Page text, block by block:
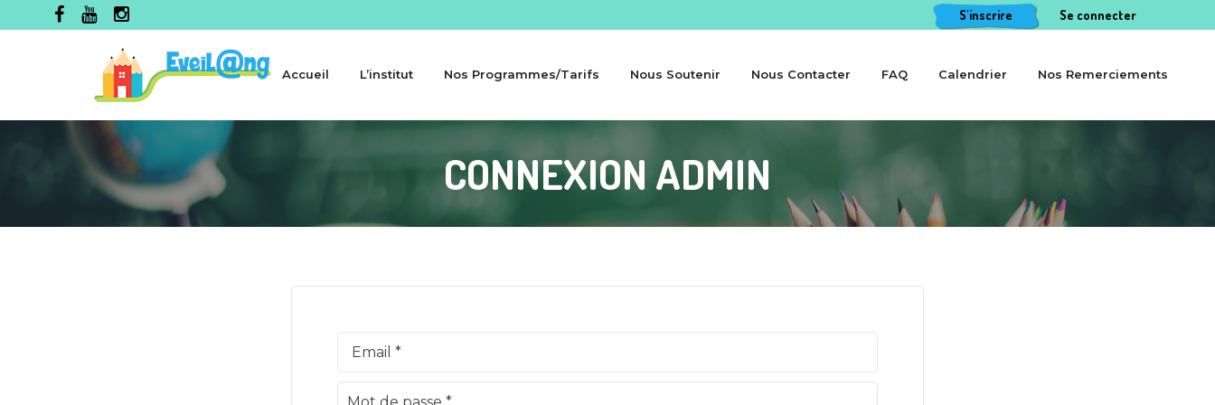
S'inscrire Se connecter
Accueil L’institut Nos Programmes/Tarifs Nous Soutenir Nous Contacter FAQ Calendrier Nos Remerciements
CONNEXION ADMIN